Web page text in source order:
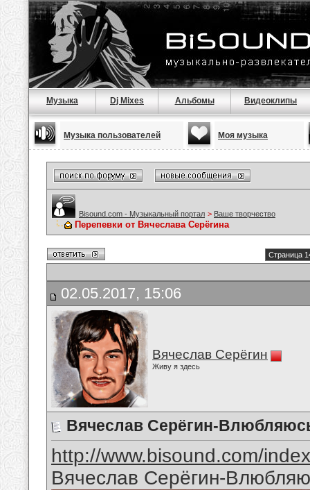
Музыка Dj Mixes Альбомы Видеоклипы
Музыка пользователей Моя музыка
Bisound.com - Музыкальный портал > Ваше творчество
Перепевки от Вячеслава Серёгина
Страница
02.05.2017, 15:06
Вячеслав Серёгин
Живу я здесь
Вячеслав Серёгин-
http://www.bisound.com/
Вячеслав Серёгин-